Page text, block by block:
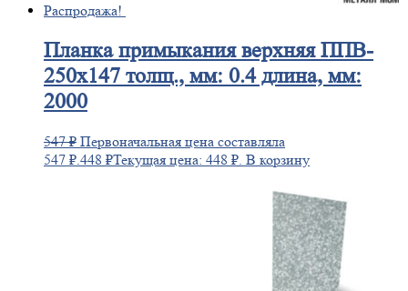
Распродажа!
Планкапримыкания верхняя ППВ-
250х147 толщ., мм: 0.4 длина, мм:
2000
547₽ Первоначальная цена составляла
547 ₽. 448 ₽Текущая цена: 448 ₽. В корзину